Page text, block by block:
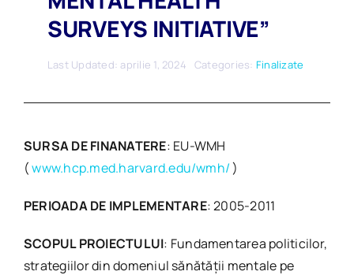
SURVEYS INITIATIVE”
Last Updated: aprilie 1, 2024 Categories: Finalizate
SURSA DE FINANATERE: EU-WMH
(www.hcp.med.harvard.edu/wmh/)
PERIOADA DE IMPLEMENTARE: 2005-2011
SCOPUL PROIECTULUI: Fundamentarea politicilor,
strategiilor din domeniul sănătăţii mentale pe